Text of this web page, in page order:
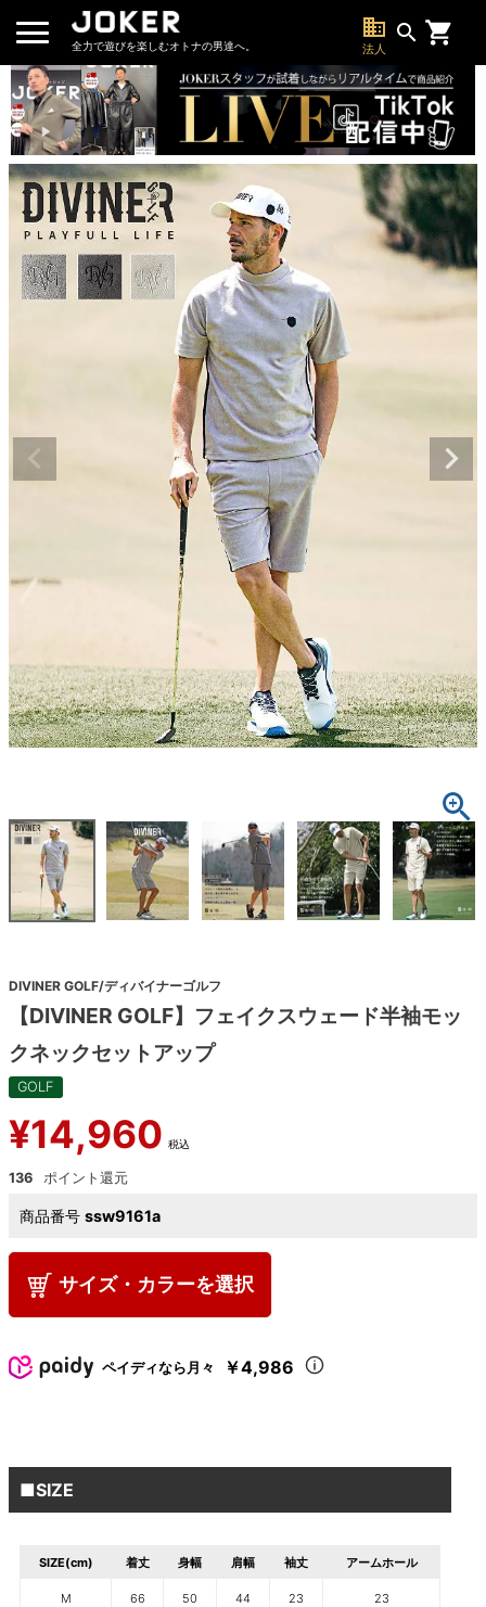
全力で遊びを楽しむオトナの男達へ。
business
法人
search
DIVINER GOLF/ディバイナーゴルフ
【DIVINER GOLF】フェイクスウェード半袖モッ
クネックセットアップ
GOLF
¥14,960 税込
136
商品番号 ssw9161a
サイズ・カラーを選択
ペイディなら月々 ￥4,986
■SIZE
SIZE(cm) 着丈 身幅 肩幅 袖丈 アームホール
M 66 50 44 23 23